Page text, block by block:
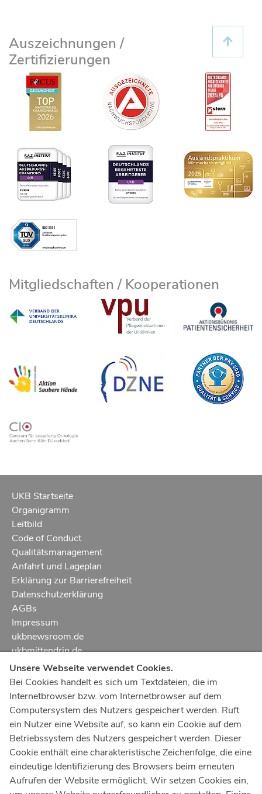
Auszeichnungen /
Zertifizierungen
Mitgliedschaften / Kooperationen
UKB Startseite
Organigramm
Leitbild
Code of Conduct
Qualitätsmanagement
Anfahrt und Lageplan
Erklärung zur Barrierefreiheit
Datenschutzerklärung
AGBs
Impressum
ukbnewsroom.de
ukbmittendrin.de
Notruf112
Ärztlicher Notdienst116 117
Giftnotrufzentrale
Tel: +49 22819240
Notfallzentrum Bonn
Kindernotfallzentrum Bonn
Unsere Webseite verwendet Cookies.
Bei Cookies handelt es sich um Textdateien, die im
Internetbrowser bzw. vom Internetbrowser auf dem
Computersystem des Nutzers gespeichert werden. Ruft
ein Nutzer eine Website auf, so kann ein Cookie auf dem
Betriebssystem des Nutzers gespeichert werden. Dieser
Cookie enthält eine charakteristische Zeichenfolge, die eine
eindeutige Identifizierung des Browsers beim erneuten
Aufrufen der Website ermöglicht. Wir setzen Cookies ein,